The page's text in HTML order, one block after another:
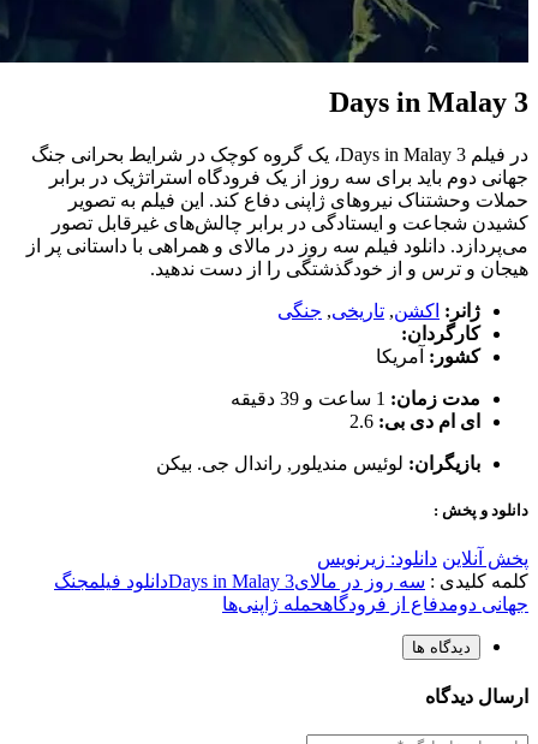
3 Days in Malay
در فیلم 3 Days in Malay، یک گروه کوچک در شرایط بحرانی جنگ
جهانی دوم باید برای سه روز از یک فرودگاه استراتژیک در برابر
حملات وحشتناک نیروهای ژاپنی دفاع کند. این فیلم به تصویر
کشیدن شجاعت و ایستادگی در برابر چالش‌های غیرقابل تصور
می‌پردازد. دانلود فیلم سه روز در مالای و همراهی با داستانی پر از
هیجان و ترس و از خودگذشتگی را از دست ندهید.
ژانر: اکشن, تاریخی, جنگی
کارگردان:
کشور: آمریکا
مدت زمان: 1 ساعت و 39 دقیقه
ای ام دی بی: 2.6
بازیگران: لوئیس مندیلور , راندال جی. بیکن
دانلود و پخش :
پخش آنلاین دانلود: زیرنویس
کلمه کلیدی : سه روز در مالای3 Days in Malay دانلود فیلمجنگ
جهانی دومدفاع از فرودگاهحمله ژاپنی‌ها
دیدگاه ها
ارسال دیدگاه